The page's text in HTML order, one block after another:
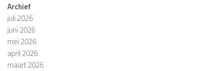
Archief
juli 2026
juni 2026
mei 2026
april 2026
maart 2026